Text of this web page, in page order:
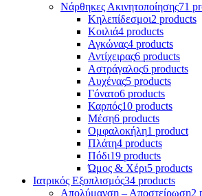
Νάρθηκες Ακινητοποίησης71
Κηλεπίδεσμοι2 products
Κοιλιά4 products
Αγκώνας4 products
Αντίχειρας6 products
Αστράγαλος6 products
Αυχένας5 products
Γόνατο6 products
Καρπός10 products
Μέση6 products
Ομφαλοκήλη1 product
Πλάτη4 products
Πόδι19 products
Ώμος & Χέρι5 products
Ιατρικός Εξοπλισμός34 products
Απολύμανση – Αποστείρωση2